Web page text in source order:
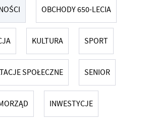
OBCHODY 650-LECIA
KULTURA SPORT
SPOŁECZNE SENIOR
INWESTYCJE